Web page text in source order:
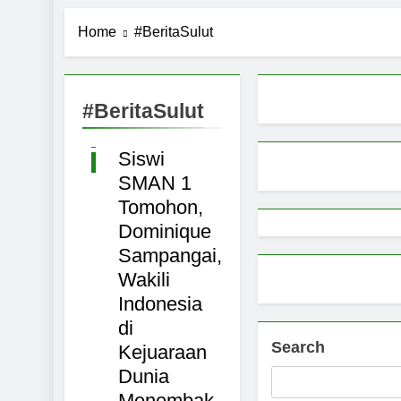
Pemprov
9 Months Ago
Home #BeritaSulut
#BeritaSulut
ADVETORIAL
MANADO
Siswi
SMAN 1
Tomohon,
Dominique
Sampangai,
Wakili
Indonesia
di
Kejuaraan
Dunia
Search